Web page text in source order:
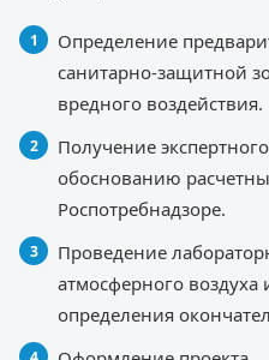
Определение
санитарно-защитной
вредного воздействия.
Получение
обоснованию
Роспотребнадзоре.
Проведение
атмосферного
определения